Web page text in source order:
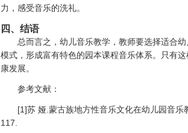
力，感受音乐的洗礼。
四、结语
总而言之，幼儿音乐教学，教师要选择适合
模式，形成富有特色的园本课程音乐体系。只有
康发展。
参考文献：
[1]苏 娅.蒙古族地方性音乐文化在幼儿园音
117.